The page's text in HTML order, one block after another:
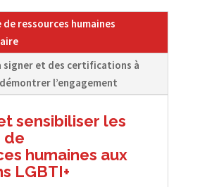
ressources humaines
signer et des certifications à
l’engagement
sensibiliser les
de
humaines aux
LGBTI+